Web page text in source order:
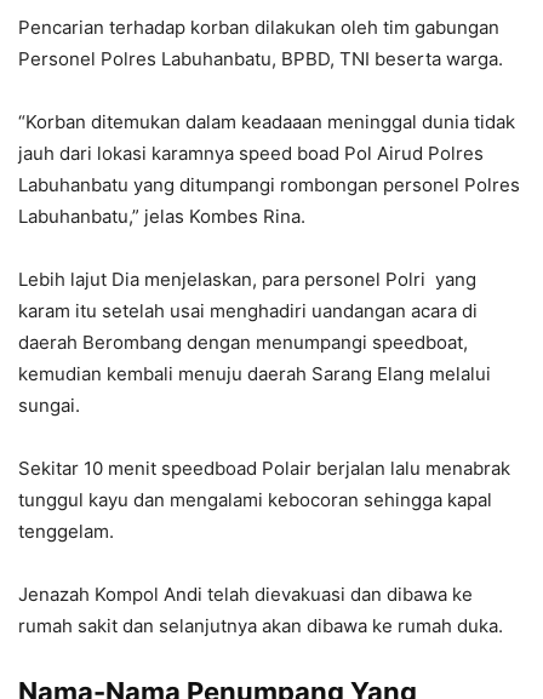
Pencarian terhadap korban dilakukan oleh tim gabungan
Personel Polres Labuhanbatu, BPBD, TNI beserta warga.
“Korban ditemukan dalam keadaaan meninggal dunia tidak
jauh dari lokasi karamnya speed boad Pol Airud Polres
Labuhanbatu yang ditumpangi rombongan personel Polres
Labuhanbatu,” jelas Kombes Rina.
Lebih lajut Dia menjelaskan, para personel Polri yang
karam itu setelah usai menghadiri uandangan acara di
daerah Berombang dengan menumpangi speedboat,
kemudian kembali menuju daerah Sarang Elang melalui
sungai.
Sekitar 10 menit speedboad Polair berjalan lalu menabrak
tunggul kayu dan mengalami kebocoran sehingga kapal
tenggelam.
Jenazah Kompol Andi telah dievakuasi dan dibawa ke
rumah sakit dan selanjutnya akan dibawa ke rumah duka.
Nama-Nama Penumpang Yang